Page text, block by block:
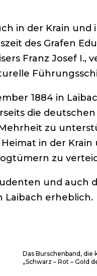
in der Krain
des Grafen
Franz Josef I.,
1884 in
die
zu
in der
zu
und auch
Laibach erheblich.
Das Burschenband, die
„Schwarz – Rot – Gold